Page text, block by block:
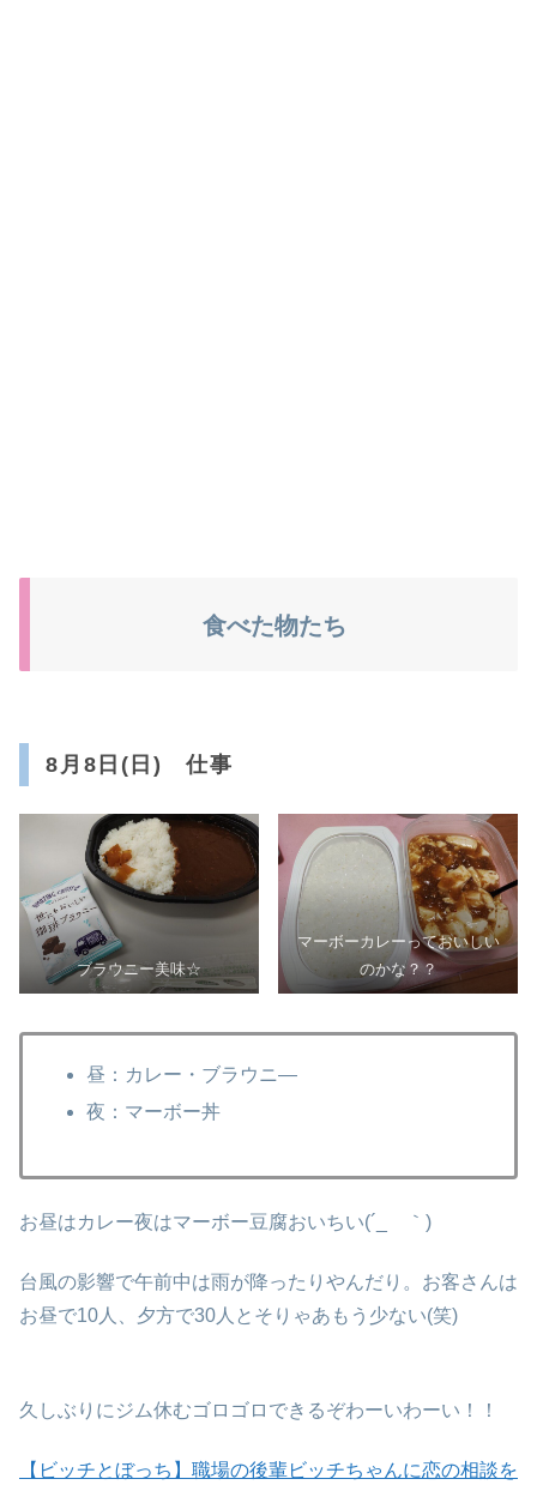
食べた物たち
8月8日(日) 仕事
ブラウニー美味☆
マーボーカレーっておいしい
のかな？？
昼：カレー・ブラウニ―
夜：マーボー丼
お昼はカレー夜はマーボー豆腐おいちい(´_ゝ｀)
台風の影響で午前中は雨が降ったりやんだり。お客さんは
お昼で10人、夕方で30人とそりゃあもう少ない(笑)
久しぶりにジム休むゴロゴロできるぞわーいわーい！！
【ビッチとぼっち】職場の後輩ビッチちゃんに恋の相談を